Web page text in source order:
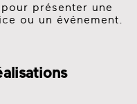
présenter une
ou un événement.